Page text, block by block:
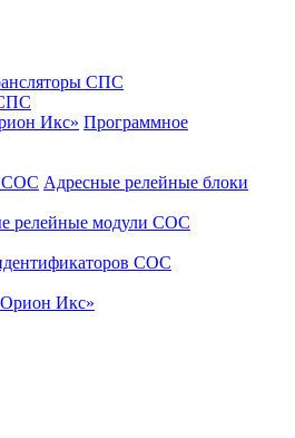
СПС
Икс» Программное
СОС Адресные релейные блоки
релейные модули СОС
СОС
Икс»